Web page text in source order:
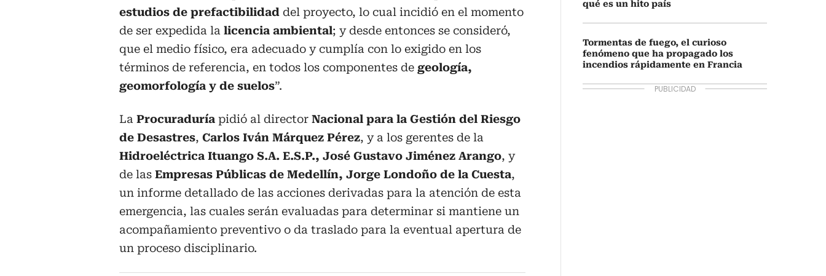
estudios de prefactibilidad del proyecto, lo cual incidió en el momento
de ser expedida la licencia ambiental; y desde entonces se consideró,
que el medio físico, era adecuado y cumplía con lo exigido en los
términos de referencia, en todos los componentes de geología,
geomorfología y de suelos”.
La Procuraduría pidió al director Nacional para la Gestión del Riesgo
de Desastres, Carlos Iván Márquez Pérez, y a los gerentes de la
Hidroeléctrica Ituango S.A. E.S.P., José Gustavo Jiménez Arango, y
de las Empresas Públicas de Medellín, Jorge Londoño de la Cuesta,
un informe detallado de las acciones derivadas para la atención de esta
emergencia, las cuales serán evaluadas para determinar si mantiene un
acompañamiento preventivo o da traslado para la eventual apertura de
un proceso disciplinario.
qué es un hito país
Tormentas de fuego, el curioso
fenómeno que ha propagado los
incendios rápidamente en Francia